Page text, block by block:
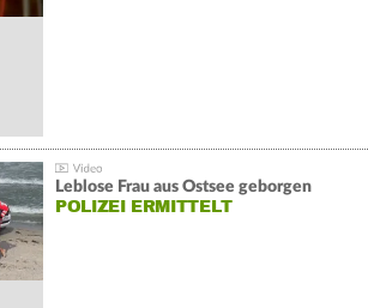
Leblose Frau aus Ostsee geborgen
POLIZEI ERMITTELT